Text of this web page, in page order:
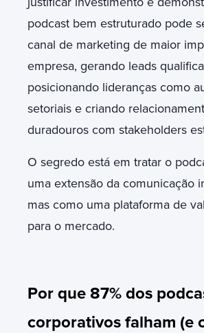
podcast bem estruturado pode
canal de marketing de maior
empresa, gerando leads
posicionando lideranças como
setoriais e criando
duradouros com stakeholders
O segredo está em tratar o
uma extensão da comunicação
mas como uma plataforma de
para o mercado.
Por que 87% dos
corporativos falham (e